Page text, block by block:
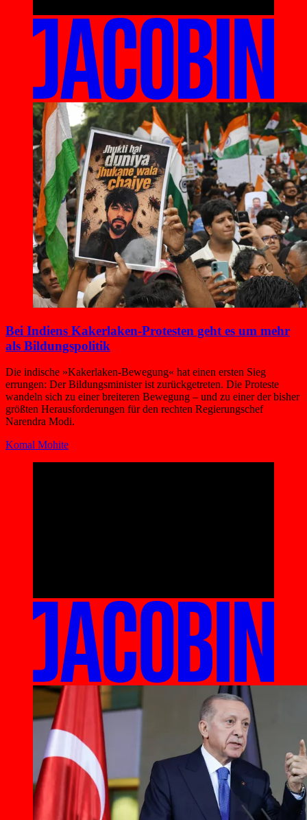
Bei Indiens Kakerlaken-Protesten geht es um mehr
als Bildungspolitik
Die indische »Kakerlaken-Bewegung« hat einen ersten Sieg
errungen: Der Bildungsminister ist zurückgetreten. Die Proteste
wandeln sich zu einer breiteren Bewegung – und zu einer der bisher
größten Herausforderungen für den rechten Regierungschef
Narendra Modi.
Komal Mohite